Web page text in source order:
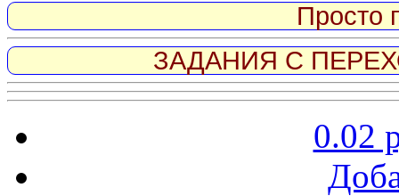
Просто
ЗАДАНИЯ С
0.02